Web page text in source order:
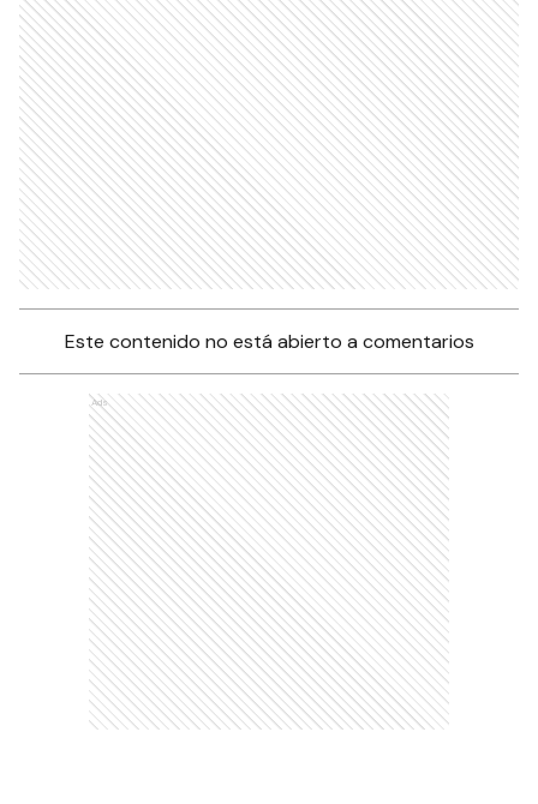
Este contenido no está abierto a comentarios
Ads